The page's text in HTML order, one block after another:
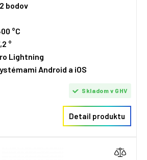
bodov
°C
°
Lightning
Android a iOS
Skladom v GHV
Detail produktu